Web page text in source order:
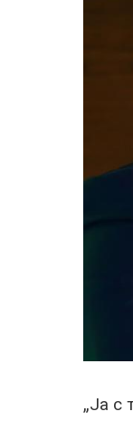
„Ја с